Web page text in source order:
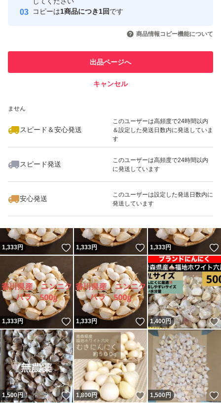
にんにく ニンニク 乾燥 ガーリック 農家 スタミナ 滋養強
発送のサイズで厚さ3cmの制限がございますので、3cm以
内の粒の大きさのニンニクとなりますのでご了承ください
2kg以上のご購入で大きさ関係なく梱包出来ます！
にんにく ニンニク 乾燥 ガーリック 農家 スタミナ 滋養強
全 黒にんにく 黒ニンニク 免疫力 風邪予防 お試し
引を完了させた実績があります
での取引実績があります
ません
スピード＆安心発送
このユーザーは高頻度で24時間以内
＆設定した発送日数内に発送していま
す
スピード発送
このユーザーは高頻度で24時間以内
に発送しています
安心発送
このユーザーは設定した発送日数内に
発送しています
コピーは1商品につき1回です
商品情報コピー機能について
出品ページへ
キャンセル
いいね！
1,333
1,333円 いいね！
1,333円 いいね！
1,333円
1,333円 いいね！
1,333円 いいね！
1,400円
1,500円 いいね！
1,800円 いいね！
1,500円